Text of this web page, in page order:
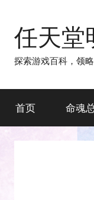
任天堂
探索游戏百科，领
首页 命魂